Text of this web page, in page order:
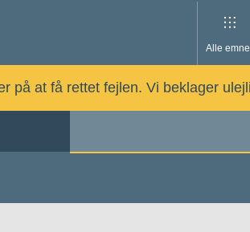
Alle
på at få rettet fejlen. Vi beklager